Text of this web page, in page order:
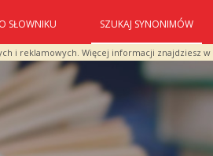
i reklamowych. Więcej informacji znajdziesz w
O SŁOWNIKU SZUKAJ SYNONIMÓW